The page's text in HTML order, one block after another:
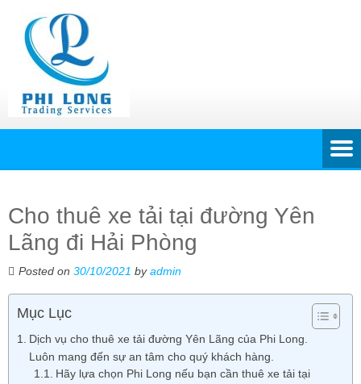
Cho thuê xe tải tại đường Yên
Lãng đi Hải Phòng
Posted on 30/10/2021 byadmin
Mục Lục
Dịch vụ cho thuê xe tải đường Yên Lãng của Phi Long.
Luôn mang đến sự an tâm cho quý khách hàng.
Hãy lựa chọn Phi Long nếu bạn cần thuê xe tải tại